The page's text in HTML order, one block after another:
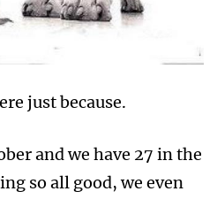
just because.
and we have 27 in the
so all good, we even